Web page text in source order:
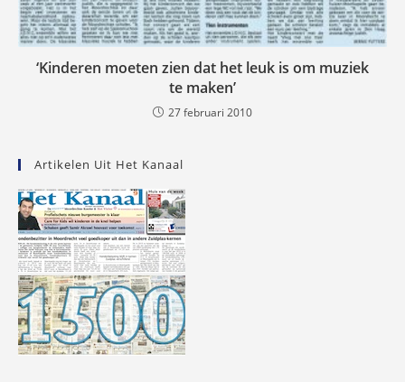
‘Kinderen moeten zien dat het leuk is om muziek
te maken’
27 februari 2010
Artikelen Uit Het Kanaal